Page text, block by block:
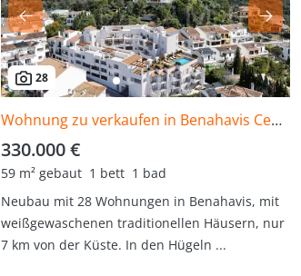
28
Wohnung zu verkaufen in Benahavis Centro
330.000 €
59 m² gebaut 1 bett 1 bad
Neubau mit 28 Wohnungen in Benahavis, mit
weißgewaschenen traditionellen Häusern, nur
7 km von der Küste. In den Hügeln ...